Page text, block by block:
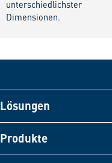
unterschiedlichster
Dimensionen.
Lösungen
Produkte